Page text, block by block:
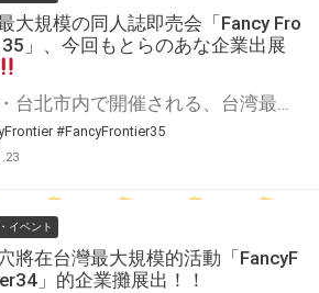
大規模の同人誌即売会「Fancy Fro
」、今回もとらのあな企業出展
台湾・台北市内で開催される、台湾最大規模の同人誌即売会「Fancy Frontier」 日本企業やクリエイターからの注目が、年々高まる一大イベントに もちろん、虎の穴は今回も企業出展いたします！ 「とらのあな台北店」との連動企画や魅力的な商品をそろえて、皆様のご来場をお待ちしております。 繁體中文
#FancyFrontier35
イベント
將在台灣最大規模的活動「FancyF
」的企業攤展出！！